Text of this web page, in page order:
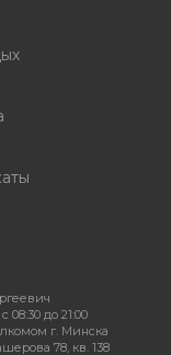
08:30 до 21:00
г. Минска
78, кв. 138